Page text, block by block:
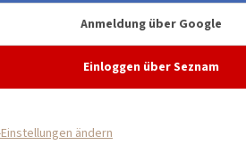
Anmeldung über Google
Einloggen über Seznam
ändern